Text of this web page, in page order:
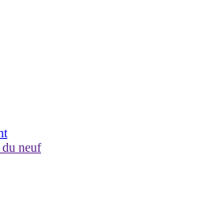
du neuf